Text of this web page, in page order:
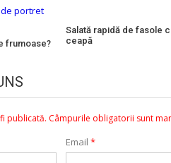
frumoase?
Salată rapidă de fasole
ceapă
publicată. Câmpurile obligatorii sunt
Email *